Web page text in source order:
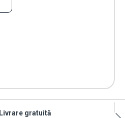
Livrare gratuită